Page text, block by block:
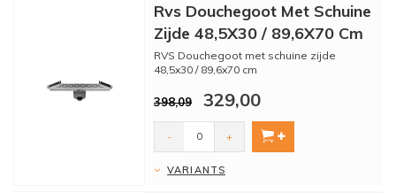
Rvs Douchegoot Met Schuine
Zijde 48,5X30 / 89,6X70 Cm
RVS Douchegoot met schuine zijde
48,5x30 / 89,6x70 cm
Multi met e...
398,09 329,00
- +
VARIANTS